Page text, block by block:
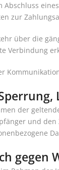
Abschluss
zur
über die
Verbindung
der
und den
gegen